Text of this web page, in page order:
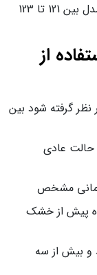
اتوکلاو درجه پایین: محدوده دمایی این مدل بین 121 تا 123
از
نظر گرفته شود بین
حالت عادی
مشخص
پیش از خشک
و بیش از سه